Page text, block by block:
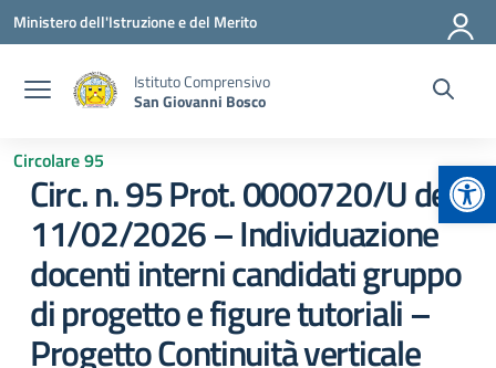
Vai ai contenuti
Vai al menu di navigazione
Vai al footer
Ministero dell'Istruzione e del Merito
Istituto Comprensivo
San Giovanni Bosco
Circolare 95
Circ. n. 95 Prot. 0000720/U del
11/02/2026 – Individuazione
docenti interni candidati gruppo
di progetto e figure tutoriali –
Progetto Continuità verticale